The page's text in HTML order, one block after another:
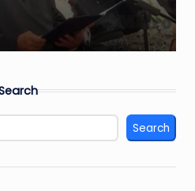
Search